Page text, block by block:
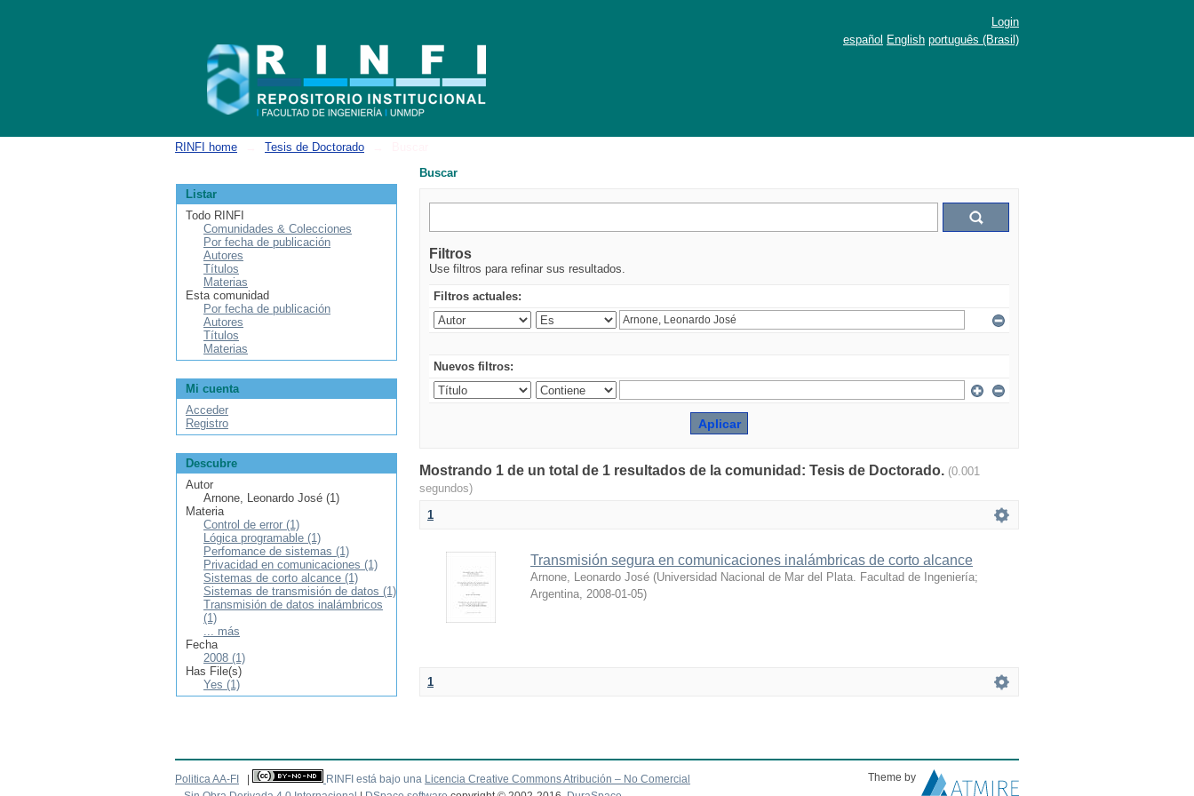
Login
español English português (Brasil)
RINFI home Tesis de Doctorado
Buscar
Filtros
Use filtros para refinar sus resultados.
Filtros actuales:
Nuevos filtros:
Mostrando 1 de un total de 1 resultados de la comunidad: Tesis de Doctorado. (0.001
segundos)
1
Transmisión segura en comunicaciones inalámbricas de corto alcance
Arnone, Leonardo José (Universidad Nacional de Mar del Plata. Facultad de Ingeniería;
Argentina, 2008-01-05)
1
Listar
Todo RINFI
Comunidades & Colecciones
Por fecha de publicación
Autores
Títulos
Materias
Esta comunidad
Por fecha de publicación
Autores
Títulos
Materias
Mi cuenta
Acceder
Registro
Descubre
Autor
Arnone, Leonardo José (1)
Materia
Control de error (1)
Lógica programable (1)
Perfomance de sistemas (1)
Privacidad en comunicaciones (1)
Sistemas de corto alcance (1)
Sistemas de transmisión de datos (1)
Transmisión de datos inalámbricos
(1)
... más
Fecha
2008 (1)
Has File(s)
Yes (1)
Politica AA-FI RINFI está bajo una Licencia Creative Commons Atribución – No Comercial
Theme by